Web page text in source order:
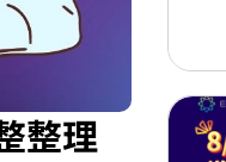
整理